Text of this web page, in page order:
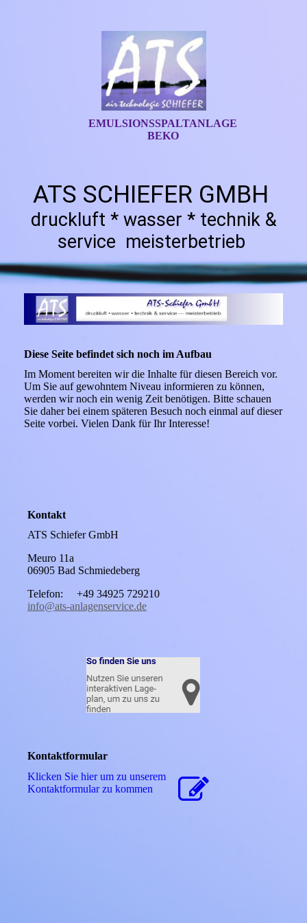
EMULSIONSSPALTANLAGE
BEKO
ATS SCHIEFER GMBH
druckluft * wasser * technik &
service meisterbetrieb
Diese Seite befindet sich noch im Aufbau
Im Moment bereiten wir die Inhalte für diesen Bereich vor.
Um Sie auf gewohntem Niveau informieren zu können,
werden wir noch ein wenig Zeit benötigen. Bitte schauen
Sie daher bei einem späteren Besuch noch einmal auf dieser
Seite vorbei. Vielen Dank für Ihr Interesse!
Kontakt
ATS Schiefer GmbH
Meuro 11a
06905 Bad Schmiedeberg
Telefon: +49 34925 729210
info@ats-anlagenservice.de
Kontaktformular
Klicken Sie hier um zu unserem
Kon­takt­for­mu­lar zu kommen